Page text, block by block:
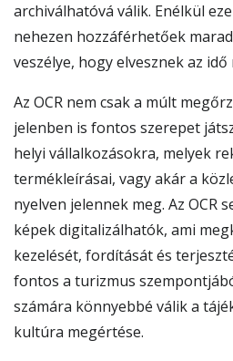
archiválhatóvá válik. Enélkül
nehezen hozzáférhetőek
veszélye, hogy elvesznek az idő
Az OCR nem csak a múlt
jelenben is fontos szerepet
helyi vállalkozásokra, melyek
termékleírásai, vagy akár a
nyelven jelennek meg. Az OCR
képek digitalizálhatók, ami
kezelését, fordítását és
fontos a turizmus
számára könnyebbé válik a
kultúra megértése.